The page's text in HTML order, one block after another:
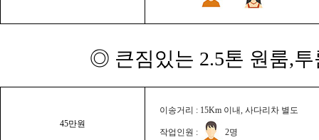
◎ 큰짐있는 2.5톤 원룸,
45만원
이송거리 : 15Km 이내, 사다리차 별도
작업인원 : 2명